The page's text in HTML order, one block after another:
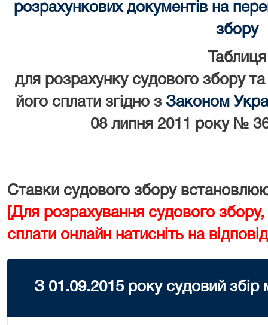
розрахункових документів на
збору
Таблиця
для розрахунку судового збору
його сплати згідно з Законом
08 липня 2011 року №
Ставки судового збору
[Для розрахування судового
сплати онлайн натисніть на
З 01.09.2015 року судовий